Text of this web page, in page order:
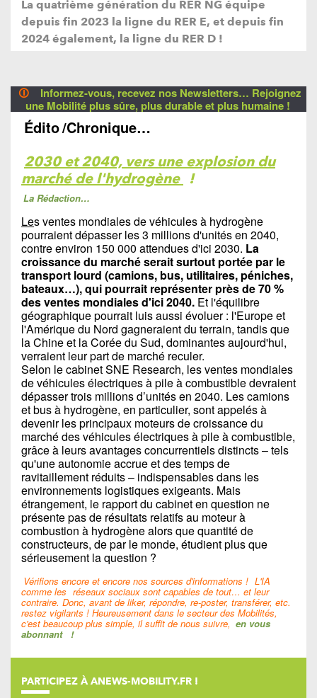
La quatrième génération du RER NG équipe
depuis fin 2023 la ligne du RER E, et depuis fin
2024 également, la ligne du RER D !
🛈
Informez-vous, recevez nos Newsletters… Rejoignez
une Mobilité plus sûre, plus durable et plus humaine !
Édito/Chronique…
2030 et 2040, vers une explosion du
marché de l'hydrogène !
La Rédaction…
Les ventes mondiales de véhicules à hydrogène
pourraient dépasser les 3 millions d'unités en 2040,
contre environ 150 000 attendues d'ici 2030. La
croissance du marché serait surtout portée par le
transport lourd (camions, bus, utilitaires, péniches,
bateaux…), qui pourrait représenter près de 70 %
des ventes mondiales d'ici 2040. Et l'équilibre
géographique pourrait luis aussi évoluer : l'Europe et
l'Amérique du Nord gagneraient du terrain, tandis que
la Chine et la Corée du Sud, dominantes aujourd'hui,
verraient leur part de marché reculer.
Selon le cabinet SNE Research, les ventes mondiales
de véhicules électriques à pile à combustible devraient
dépasser trois millions d’unités en 2040. Les camions
et bus à hydrogène, en particulier, sont appelés à
devenir les principaux moteurs de croissance du
marché des véhicules électriques à pile à combustible,
grâce à leurs avantages concurrentiels distincts – tels
qu'une autonomie accrue et des temps de
ravitaillement réduits – indispensables dans les
environnements logistiques exigeants. Mais
étrangement, le rapport du cabinet en question ne
présente pas de résultats relatifs au moteur à
combustion à hydrogène alors que quantité de
constructeurs, de par le monde, étudient plus que
sérieusement la question ?
Vérifions encore et encore nos sources d'informations ! L'IA
comme les réseaux sociaux sont capables de tout… et leur
contraire. Donc, avant de liker, répondre, re-poster, transférer, etc.
restez vigilants ! Heureusement dans le secteur des Mobilités,
c'est beaucoup plus simple, il suffit de nous suivre, en vous
abonnant !
PARTICIPEZ À ANEWS-MOBILITY.FR !